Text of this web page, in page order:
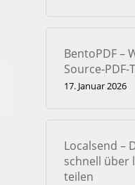
BentoPDF –
Source-PDF-
17. Januar 2026
Localsend –
schnell über
teilen